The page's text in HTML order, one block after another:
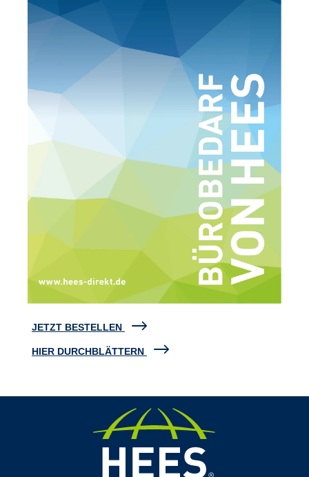
JETZT BESTELLEN
HIER DURCHBLÄTTERN